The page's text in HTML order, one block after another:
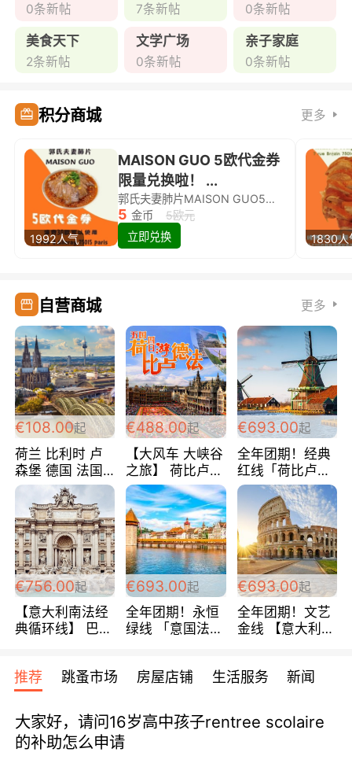
0条新帖 7条新帖 0条新帖
美食天下
2条新帖
文学广场
0条新帖
亲子家庭
0条新帖
积分商城 更多
1992人气
MAISON GUO 5欧代金券
限量兑换啦！ ...
郭氏夫妻肺片MAISON GUO5欧代金券限量兑换啦！
5 金币
5欧元
立即兑换
1830人
自营商城 更多
€108.00起
荷兰 比利时 卢
森堡 德国 法国
超爽玩遍西欧 循
环线 全程四星宾
馆 108欧/人/天
€488.00起
【大风车 大峡谷
之旅】 荷比卢德
法 巴黎上下 经
典五国四日游
488欧/人
€693.00起
全年团期！经典
红线「荷比卢德
法」七天循环 五
国 仅售99欧/人/
天！巴黎上下！
包拼房~
€756.00起
【意大利南法经
典循环线】 巴黎
宾馆 108欧/天起
全程756欧/位
€693.00起
全年团期！永恒
绿线 「意国法
欧/天起 ~包拼房
€693.00起
全年团期！文艺
金线 【意大利一
每周铁发！
推荐 跳蚤市场 房屋店铺 生活服务 新闻
大家好，请问16岁高中孩子rentree scolaire
的补助怎么申请